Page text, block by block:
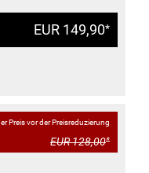
EUR 149,90*
Preis vor der Preisreduzierung
EUR 128,00*